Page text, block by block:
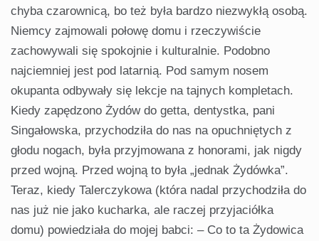
chyba czarownicą, bo też była bardzo niezwykłą osobą.
Niemcy zajmowali połowę domu i rzeczywiście
zachowywali się spokojnie i kulturalnie. Podobno
najciemniej jest pod latarnią. Pod samym nosem
okupanta odbywały się lekcje na tajnych kompletach.
Kiedy zapędzono Żydów do getta, dentystka, pani
Singałowska, przychodziła do nas na opuchniętych z
głodu nogach, była przyjmowana z honorami, jak nigdy
przed wojną. Przed wojną to była „jednak Żydówka”.
Teraz, kiedy Talerczykowa (która nadal przychodziła do
nas już nie jako kucharka, ale raczej przyjaciółka
domu) powiedziała do mojej babci: – Co to ta Żydowica